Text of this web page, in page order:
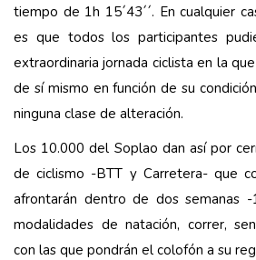
tiempo de 1h 15´43´´. En cualquier
es que todos los participantes
extraordinaria jornada ciclista en la
de sí mismo en función de su
ninguna clase de alteración.
Los 10.000 del Soplao dan así por
de ciclismo -BTT y Carretera- que
afrontarán dentro de dos semanas
modalidades de natación, correr,
con las que pondrán el colofón a su